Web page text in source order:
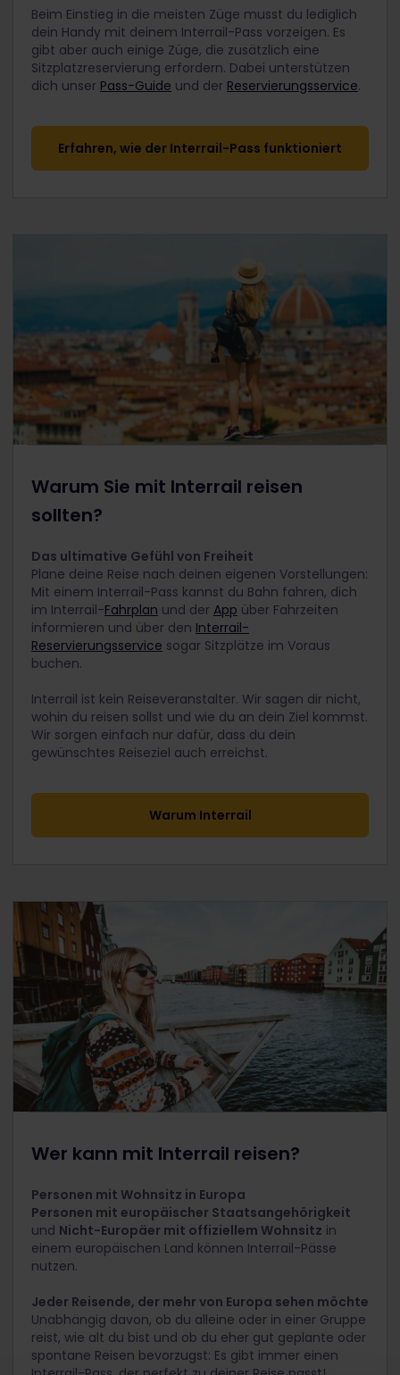
Beim Einstieg in die meisten Züge musst du lediglich
dein Handy mit deinem Interrail-Pass vorzeigen. Es
gibt aber auch einige Züge, die zusätzlich eine
Sitzplatzreservierung erfordern. Dabei unterstützen
dich unser Pass-Guide und der Reservierungsservice.
Erfahren, wie der Interrail-Pass funktioniert
Warum Sie mit Interrail reisen
sollten?
Das ultimative Gefühl von Freiheit
Plane deine Reise nach deinen eigenen Vorstellungen:
Mit einem Interrail-Pass kannst du Bahn fahren, dich
im Interrail-Fahrplan und der App über Fahrzeiten
informieren und über den Interrail-
Reservierungsservice sogar Sitzplätze im Voraus
buchen.
Interrail ist kein Reiseveranstalter. Wir sagen dir nicht,
wohin du reisen sollst und wie du an dein Ziel kommst.
Wir sorgen einfach nur dafür, dass du dein
gewünschtes Reiseziel auch erreichst.
Warum Interrail
Wer kann mit Interrail reisen?
Personen mit Wohnsitz in Europa
Personen mit europäischer Staatsangehörigkeit
und Nicht-Europäer mit offiziellem Wohnsitz in
einem europäischen Land können Interrail-Pässe
nutzen.
Jeder Reisende, der mehr von Europa sehen möchte
Unabhängig davon, ob du alleine oder in einer Gruppe
reist, wie alt du bist und ob du eher gut geplante oder
spontane Reisen bevorzugst: Es gibt immer einen